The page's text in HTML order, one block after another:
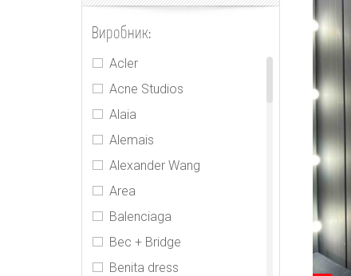
Виробник:
Acler
Acne Studios
Alaia
Alemais
Alexander Wang
Area
Balenciaga
Bec + Bridge
Benita dress